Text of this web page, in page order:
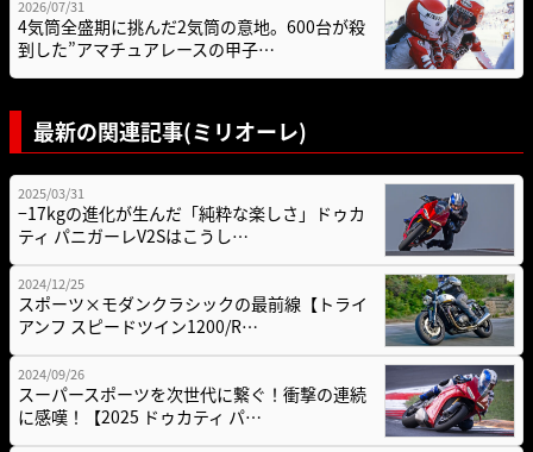
2026/07/31
4気筒全盛期に挑んだ2気筒の意地。600台が殺
到した”アマチュアレースの甲子…
最新の関連記事(ミリオーレ)
2025/03/31
−17kgの進化が生んだ「純粋な楽しさ」ドゥカ
ティ パニガーレV2Sはこうし…
2024/12/25
スポーツ×モダンクラシックの最前線【トライ
アンフ スピードツイン1200/R…
2024/09/26
スーパースポーツを次世代に繋ぐ！衝撃の連続
に感嘆！【2025 ドゥカティ パ…